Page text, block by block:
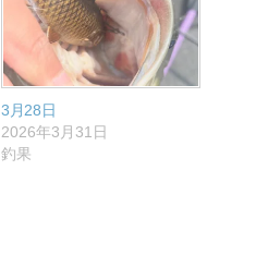
3月28日
2026年3月31日
釣果